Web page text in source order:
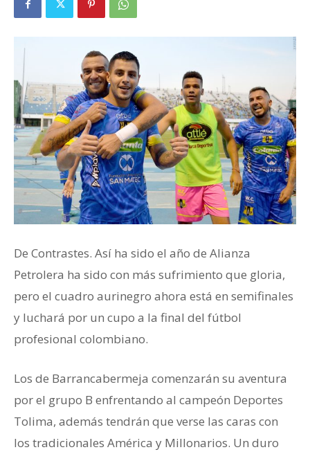
De Contrastes. Así ha sido el año de Alianza
Petrolera ha sido con más sufrimiento que gloria,
pero el cuadro aurinegro ahora está en semifinales
y luchará por un cupo a la final del fútbol
profesional colombiano.
Los de Barrancabermeja comenzarán su aventura
por el grupo B enfrentando al campeón Deportes
Tolima, además tendrán que verse las caras con
los tradicionales América y Millonarios. Un duro